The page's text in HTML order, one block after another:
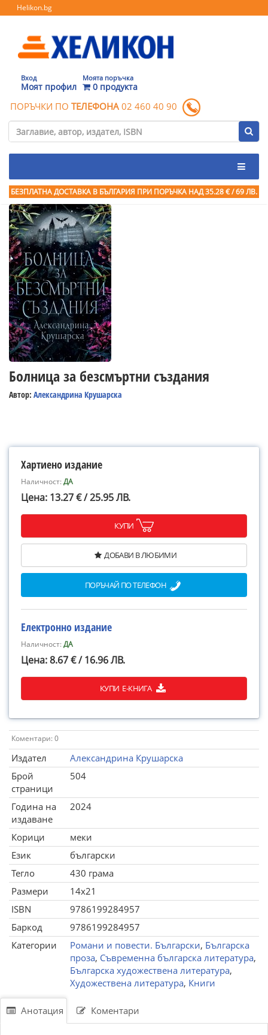
Helikon.bg
Вход
Моят профил
Моята поръчка
0 продукта
ПОРЪЧКИ ПО ТЕЛЕФОНА 02 460 40 90
БЕЗПЛАТНА ДОСТАВКА В БЪЛГАРИЯ ПРИ ПОРЪЧКА НАД 35.28 € / 69 ЛВ.
Болница за безсмъртни създания
Автор: Александрина Крушарска
Хартиено издание
Наличност:ДА
Цена: 13.27 € / 25.95 ЛВ.
КУПИ
ДОБАВИ В ЛЮБИМИ
ПОРЪЧАЙ ПО ТЕЛЕФОН
Електронно издание
Наличност:ДА
Цена: 8.67 € / 16.96 ЛВ.
КУПИ Е-КНИГА
Коментари: 0
Издател
Александрина Крушарска
Брой
страници
504
Година на
издаване
2024
Корици
меки
Език
български
Тегло
430 грама
Размери
14x21
ISBN
9786199284957
Баркод
9786199284957
Категории
Романи и повести. Български, Българска
проза, Съвременна българска литература,
Българска художествена литература,
Художествена литература, Книги
Анотация Коментари